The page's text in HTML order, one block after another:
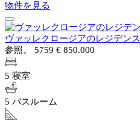
物件を見る
ヴァッレクロージアのレジデンス
参照。 5759 € 850.000
5 寝室
5 バスルーム